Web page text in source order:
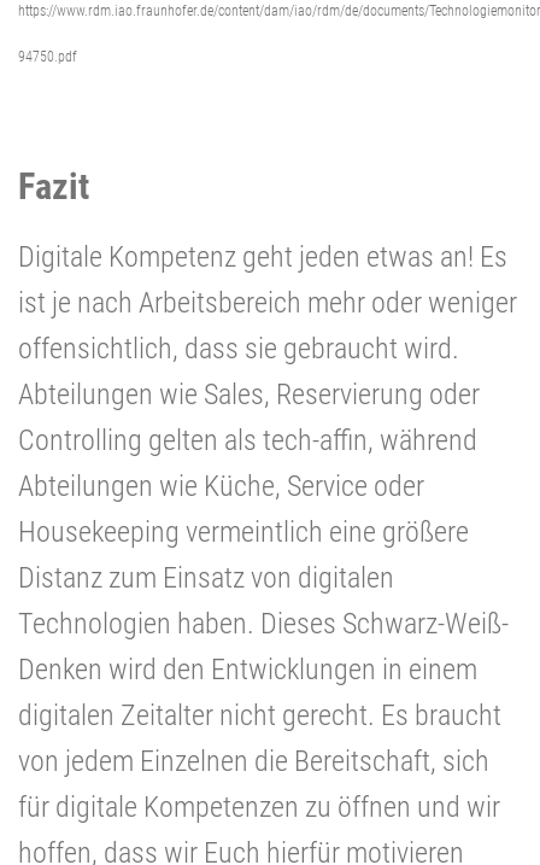
https://www.rdm.iao.fraunhofer.de/content/dam/iao/rdm/de/documents/
94750.pdf
Fazit
Digitale Kompetenz geht jeden etwas an! Es
ist je nach Arbeitsbereich mehr oder weniger
offensichtlich, dass sie gebraucht wird.
Abteilungen wie Sales, Reservierung oder
Controlling gelten als tech-affin, während
Abteilungen wie Küche, Service oder
Housekeeping vermeintlich eine größere
Distanz zum Einsatz von digitalen
Technologien haben. Dieses Schwarz-Weiß-
Denken wird den Entwicklungen in einem
digitalen Zeitalter nicht gerecht. Es braucht
von jedem Einzelnen die Bereitschaft, sich
für digitale Kompetenzen zu öffnen und wir
hoffen, dass wir Euch hierfür motivieren